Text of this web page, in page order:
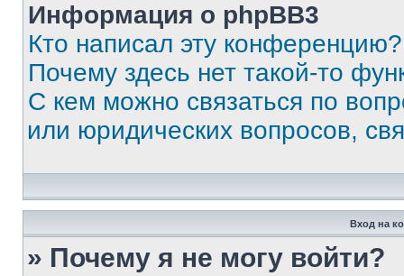
Информация о phpBB3
Кто написал эту конференцию?
Почему здесь нет такой-то
С кем можно связаться по
или юридических вопросов,
Вход на
» Почему я не могу войти?